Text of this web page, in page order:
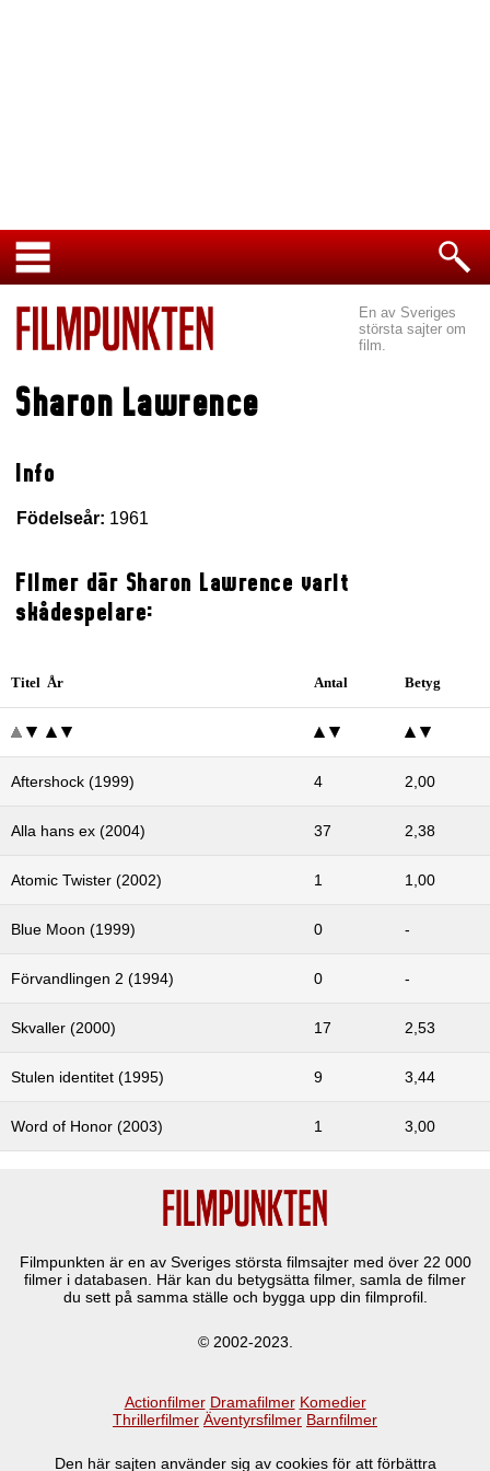
En av Sveriges
största sajter om
film.
Sharon Lawrence
Info
Födelseår: 1961
Filmer där Sharon Lawrence varit
skådespelare:
Titel År Antal Betyg
Aftershock (1999) 4 2,00
Alla hans ex (2004) 37 2,38
Atomic Twister (2002) 1 1,00
Blue Moon (1999) 0 -
Förvandlingen 2 (1994) 0 -
Skvaller (2000) 17 2,53
Stulen identitet (1995) 9 3,44
Word of Honor (2003) 1 3,00
Filmpunkten är en av Sveriges största filmsajter med över 22 000
filmer i databasen. Här kan du betygsätta filmer, samla de filmer
du sett på samma ställe och bygga upp din filmprofil.
© 2002-2023.
Actionfilmer Dramafilmer Komedier
Thrillerfilmer Äventyrsfilmer Barnfilmer
Den här sajten använder sig av cookies för att förbättra